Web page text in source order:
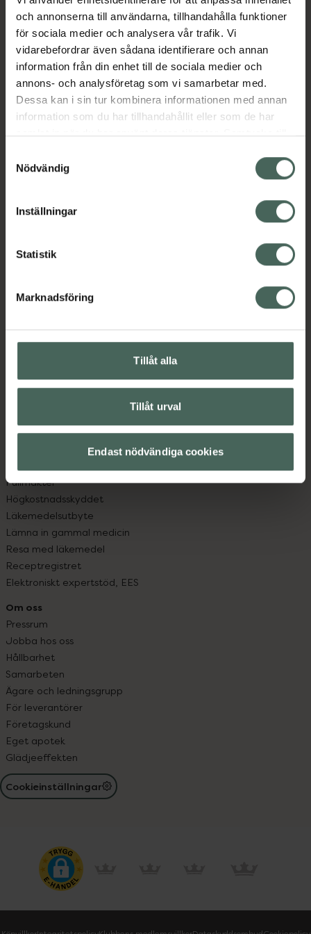
och annonserna till användarna, tillhandahålla funktioner
för sociala medier och analysera vår trafik. Vi
vidarebefordrar även sådana identifierare och annan
information från din enhet till de sociala medier och
annons- och analysföretag som vi samarbetar med.
Dessa kan i sin tur kombinera informationen med annan
information som du har tillhandahållit eller som de har
samlat in när du har använt deras tjänster. Samtycke till
återkalla ditt samtycke via webbplatsens
cookieinställningar. Ett återkallat samtycke påverkar inte
lagligheten av behandling som skett innan återkallelsen.
Nödvändig
Inställningar
Statistik
Marknadsföring
Tillåt alla
Tillåt urval
Endast nödvändiga cookies
Aktuella erbjudanden
Beskrivning Dölj
Kronans Apotek finns här för dig. Du hittar oss från Skåne i
syd till Lappland i norr, och online i mobilen och på
datorn. Oavsett vem du är så är det vårt uppdrag att
med oss.
Hitta apotek
Kundklubb
App
Fullmakter
Högkostnadsskyddet
Läkemedelsutbyte
Lämna in gammal medicin
Resa med läkemedel
Receptregistret
Elektroniskt expertstöd, EES
Om oss
Pressrum
Jobba hos oss
Hållbarhet
Samarbeten
Ägare och ledningsgrupp
För leverantörer
Företagskund
Eget apotek
Glädjeeffekten
Cookieinställningar